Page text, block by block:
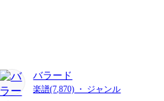
バラード
楽譜(7,870) ・ ジャンル